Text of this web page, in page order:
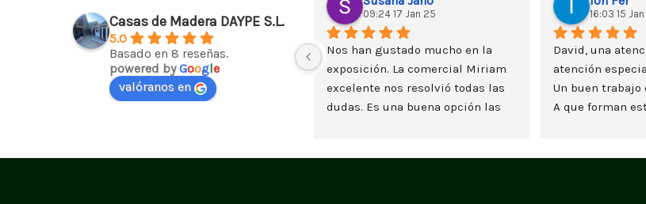
Casas de Madera DAYPE S.L.
5.0
Basado en 8 reseñas.
powered byGoogle
valóranos en
09:24 17 Jan 25
Nos han gustado mucho en la
exposición. La comercial Miriam
excelente nos resolvió todas las
dudas. Es una buena opción las
16:03 15
David, una
atención
Un buen trabajo
A que forman